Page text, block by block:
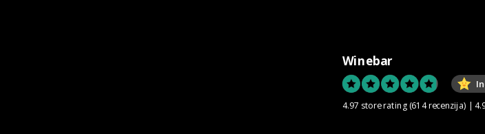
Winebar
4.97 store rating (614 recenzija) |